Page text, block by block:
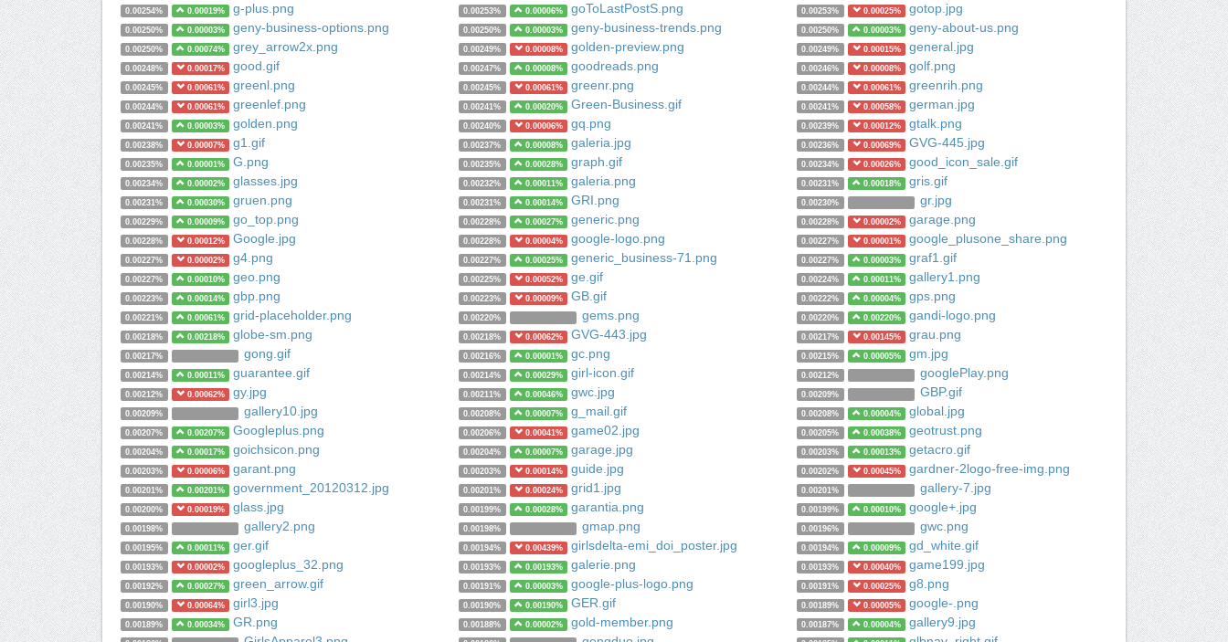
0.00254% 0.00019% g-plus.png 0.00253% 0.00006% goToLastPostS.png 0.00253% 0.00025% gotop.jpg
0.00250% 0.00003% geny-business-options.png 0.00250% 0.00003% geny-business-trends.png 0.00250% 0.00003% geny-about-us.png
0.00250% 0.00074% grey_arrow2x.png 0.00249% 0.00008% golden-preview.png 0.00249% 0.00015% general.jpg
0.00248% 0.00017% good.gif 0.00247% 0.00008% goodreads.png 0.00246% 0.00008% golf.png
0.00245% 0.00061% greenl.png 0.00245% 0.00061% greenr.png 0.00244% 0.00061% greenrih.png
0.00244% 0.00061% greenlef.png 0.00241% 0.00020% Green-Business.gif 0.00241% 0.00058% german.jpg
0.00241% 0.00003% golden.png 0.00240% 0.00006% gq.png 0.00239% 0.00012% gtalk.png
0.00238% 0.00007% g1.gif 0.00237% 0.00008% galeria.jpg 0.00236% 0.00069% GVG-445.jpg
0.00235% 0.00001% G.png 0.00235% 0.00028% graph.gif 0.00234% 0.00026% good_icon_sale.gif
0.00234% 0.00002% glasses.jpg 0.00232% 0.00011% galeria.png 0.00231% 0.00018% gris.gif
0.00231% 0.00030% gruen.png 0.00231% 0.00014% GRI.png 0.00230% gr.jpg
0.00229% 0.00009% go_top.png 0.00228% 0.00027% generic.png 0.00228% 0.00002% garage.png
0.00228% 0.00012% Google.jpg 0.00228% 0.00004% google-logo.png 0.00227% 0.00001% google_plusone_share.png
0.00227% 0.00002% g4.png 0.00227% 0.00025% generic_business-71.png 0.00227% 0.00003% graf1.gif
0.00227% 0.00010% geo.png 0.00225% 0.00052% ge.gif 0.00224% 0.00011% gallery1.png
0.00223% 0.00014% gbp.png 0.00223% 0.00009% GB.gif 0.00222% 0.00004% gps.png
0.00221% 0.00061% grid-placeholder.png 0.00220% gems.png 0.00220% 0.00220% gandi-logo.png
0.00218% 0.00218% globe-sm.png 0.00218% 0.00062% GVG-443.jpg 0.00217% 0.00145% grau.png
0.00217% gong.gif 0.00216% 0.00001% gc.png 0.00215% 0.00005% gm.jpg
0.00214% 0.00011% guarantee.gif 0.00214% 0.00029% girl-icon.gif 0.00212% googlePlay.png
0.00212% 0.00062% gy.jpg 0.00211% 0.00046% gwc.jpg 0.00209% GBP.gif
0.00209% gallery10.jpg 0.00208% 0.00007% g_mail.gif 0.00208% 0.00004% global.jpg
0.00207% 0.00207% Googleplus.png 0.00206% 0.00041% game02.jpg 0.00205% 0.00038% geotrust.png
0.00204% 0.00017% goichsicon.png 0.00204% 0.00007% garage.jpg 0.00203% 0.00013% getacro.gif
0.00203% 0.00006% garant.png 0.00203% 0.00014% guide.jpg 0.00202% 0.00045% gardner-2logo-free-img.png
0.00201% 0.00201% government_20120312.jpg 0.00201% 0.00024% grid1.jpg 0.00201% gallery-7.jpg
0.00200% 0.00019% glass.jpg 0.00199% 0.00028% garantia.png 0.00199% 0.00010% google+.jpg
0.00198% gallery2.png 0.00198% gmap.png 0.00196% gwc.png
0.00195% 0.00011% ger.gif 0.00194% 0.00439% girlsdelta-emi_doi_poster.jpg 0.00194% 0.00009% gd_white.gif
0.00193% 0.00002% googleplus_32.png 0.00193% 0.00193% galerie.png 0.00193% 0.00040% game199.jpg
0.00192% 0.00027% green_arrow.gif 0.00191% 0.00003% google-plus-logo.png 0.00191% 0.00025% g8.png
0.00190% 0.00064% girl3.jpg 0.00190% 0.00190% GER.gif 0.00189% 0.00005% google-.png
0.00189% 0.00034% GR.png 0.00188% 0.00002% gold-member.png 0.00187% 0.00004% gallery9.jpg